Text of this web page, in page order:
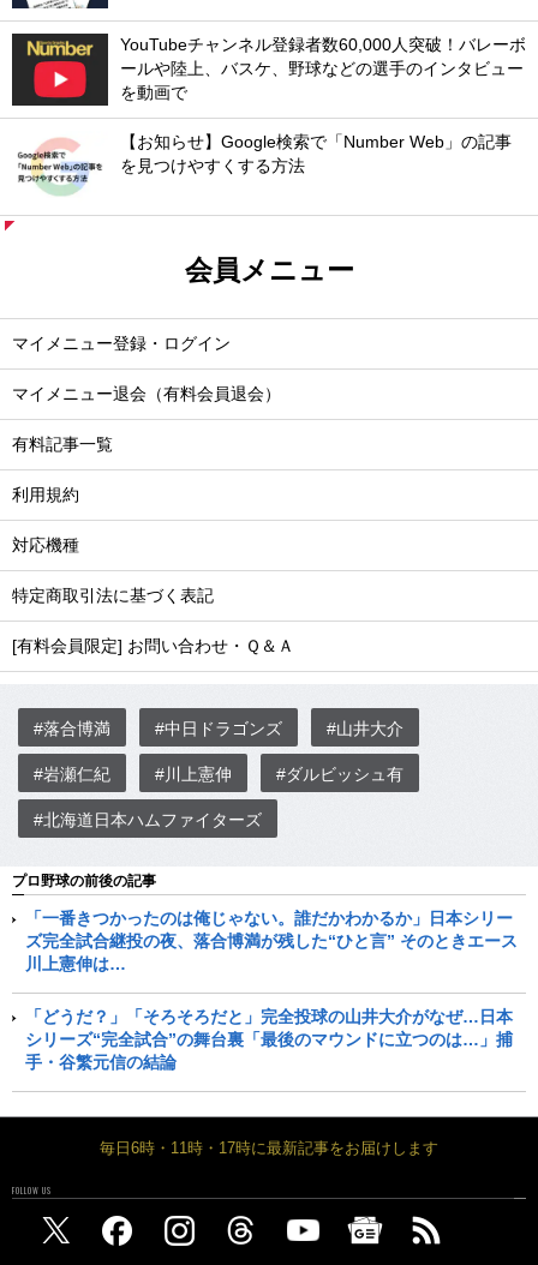
YouTubeチャンネル登録者数60,000人突破！バレーボ
ールや陸上、バスケ、野球などの選手のインタビュー
を動画で
【お知らせ】Google検索で「Number Web」の記事
を見つけやすくする方法
会員メニュー
マイメニュー登録・ログイン
マイメニュー退会（有料会員退会）
有料記事一覧
利用規約
対応機種
特定商取引法に基づく表記
[有料会員限定] お問い合わせ・Ｑ＆Ａ
#落合博満 #中日ドラゴンズ #山井大介
#岩瀬仁紀 #川上憲伸 #ダルビッシュ有
#北海道日本ハムファイターズ
プロ野球の前後の記事
「一番きつかったのは俺じゃない。誰だかわかるか」日本シリー
ズ完全試合継投の夜、落合博満が残した“ひと言” そのときエース
川上憲伸は…
「どうだ？」「そろそろだと」完全投球の山井大介がなぜ…日本
シリーズ“完全試合”の舞台裏「最後のマウンドに立つのは…」捕
手・谷繁元信の結論
毎日6時・11時・17時に最新記事をお届けします
FOLLOW US